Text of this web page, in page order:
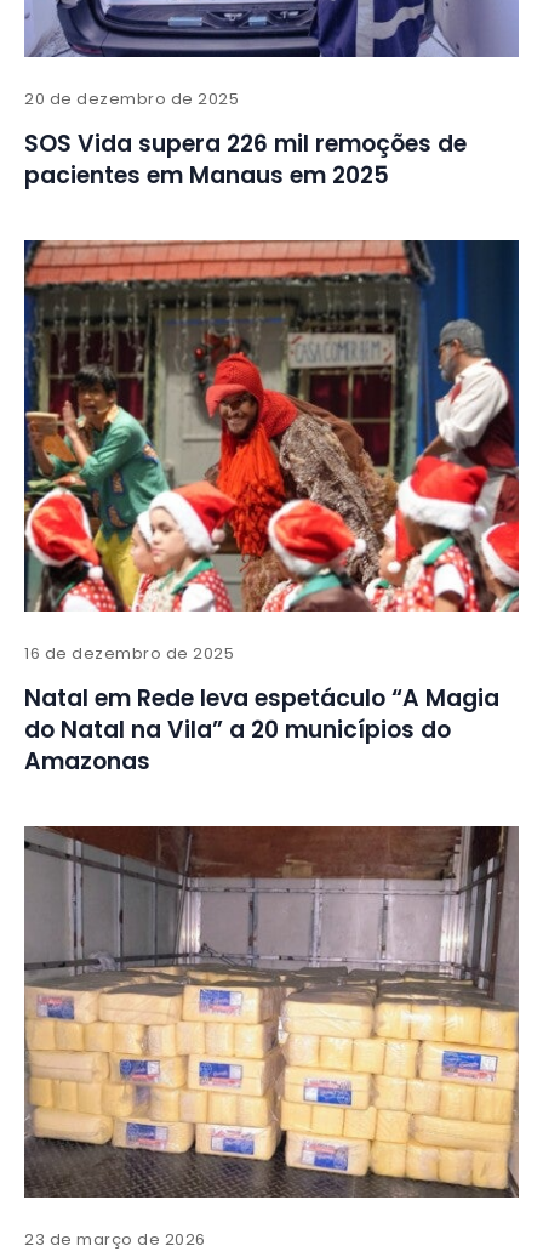
20 de dezembro de 2025
SOS Vida supera 226 mil remoções de
pacientes em Manaus em 2025
16 de dezembro de 2025
Natal em Rede leva espetáculo “A Magia
do Natal na Vila” a 20 municípios do
Amazonas
23 de março de 2026